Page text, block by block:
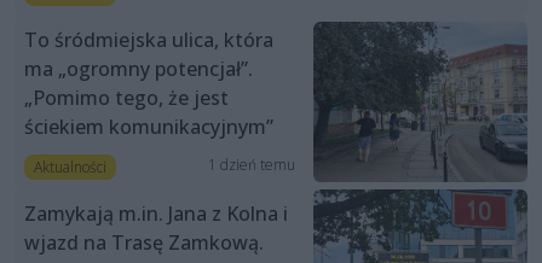
To śródmiejska ulica, która
ma „ogromny potencjał”.
„Pomimo tego, że jest
ściekiem komunikacyjnym”
Aktualności 1 dzień temu
Zamykają m.in. Jana z Kolna i
wjazd na Trasę Zamkową.